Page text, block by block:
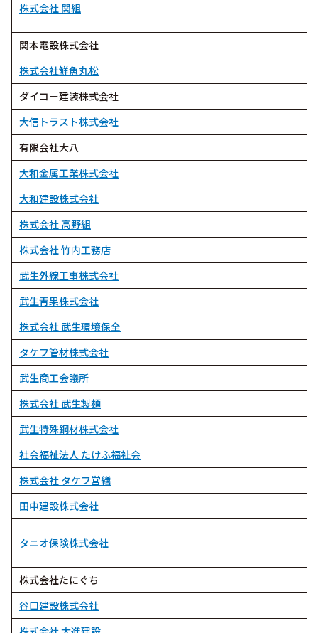
株式会社 関組
関本電設株式会社
株式会社鮮魚丸松
ダイコー建装株式会社
大信トラスト株式会社
有限会社大八
大和金属工業株式会社
大和建設株式会社
株式会社 高野組
株式会社 竹内工務店
武生外線工事株式会社
武生青果株式会社
株式会社 武生環境保全
タケフ管材株式会社
武生商工会議所
株式会社 武生製麺
武生特殊鋼材株式会社
社会福祉法人 たけふ福祉会
株式会社 タケフ営繕
田中建設株式会社
タニオ保険株式会社
株式会社たにぐち
谷口建設株式会社